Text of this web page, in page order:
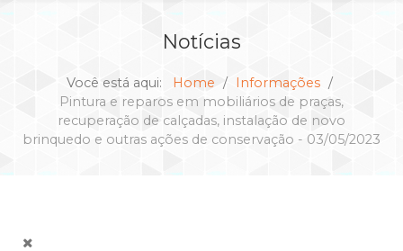
Notícias
Você está aqui: Home
Informações
Pintura e reparos em mobiliários de praças,
recuperação de calçadas, instalação de novo
brinquedo e outras ações de conservação - 03/05/2023